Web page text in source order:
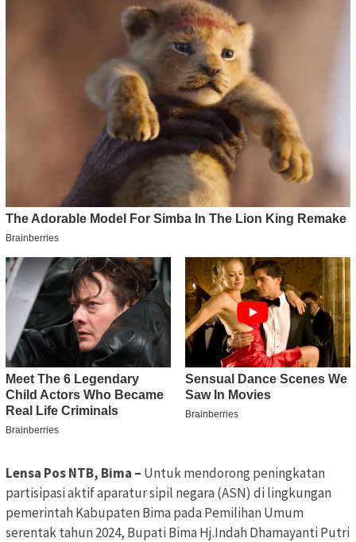
Lensa Pos NTB, Bima – Untuk mendorong peningkatan
partisipasi aktif aparatur sipil negara (ASN) di lingkungan
pemerintah Kabupaten Bima pada Pemilihan Umum
serentak tahun 2024, Bupati Bima Hj.Indah Dhamayanti Putri